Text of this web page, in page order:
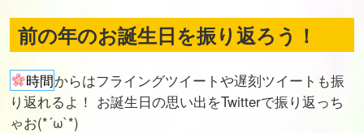
前の年のお誕生日を振り返ろう！
時間からはフライングツイートや遅刻ツイートも振
り返れるよ！ お誕生日の思い出をTwitterで振り返っち
ゃお(*´ω`*)